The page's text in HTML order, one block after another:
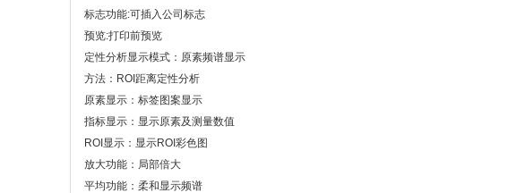
标志功能:可插入公司标志
预览:打印前预览
定性分析显示模式：原素频谱显示
方法：ROI距离定性分析
原素显示：标签图案显示
指标显示：显示原素及测量数值
ROI显示：显示ROI彩色图
放大功能：局部倍大
平均功能：柔和显示频谱